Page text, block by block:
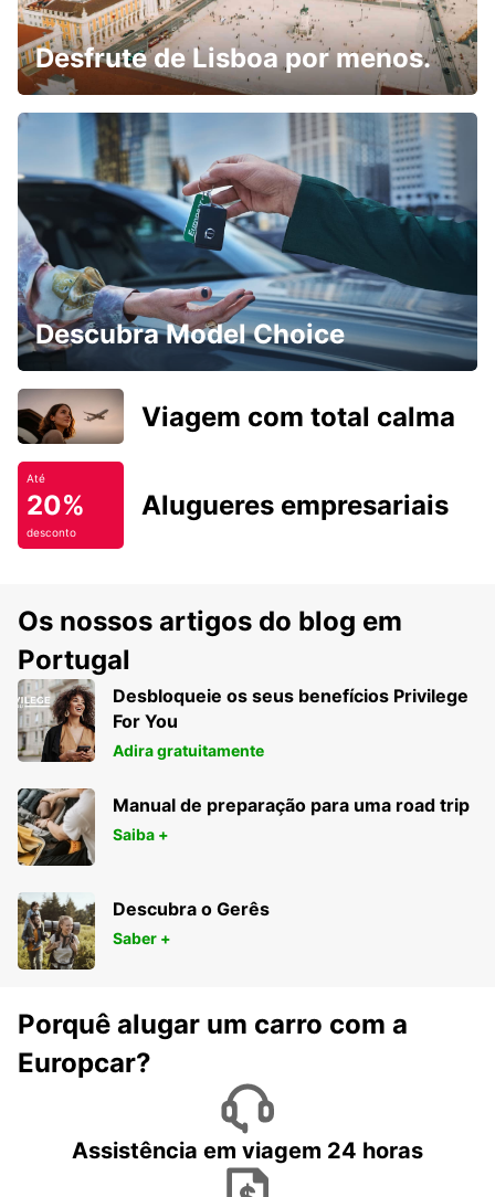
Desfrute de Lisboa por menos.
Descubra Model Choice
Viagem com total calma
Até
20%
desconto
Alugueres empresariais
Os nossos artigos do blog em
Portugal
Desbloqueie os seus benefícios Privilege
For You
Adira gratuitamente
Manual de preparação para uma road trip
Saiba +
Descubra o Gerês
Saber +
Porquê alugar um carro com a
Europcar?
Assistência em viagem 24 horas